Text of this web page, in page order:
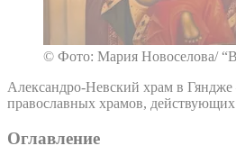
© Фото: Мария Новоселова/
Александро-Невский храм в
православных храмов,
Оглавление